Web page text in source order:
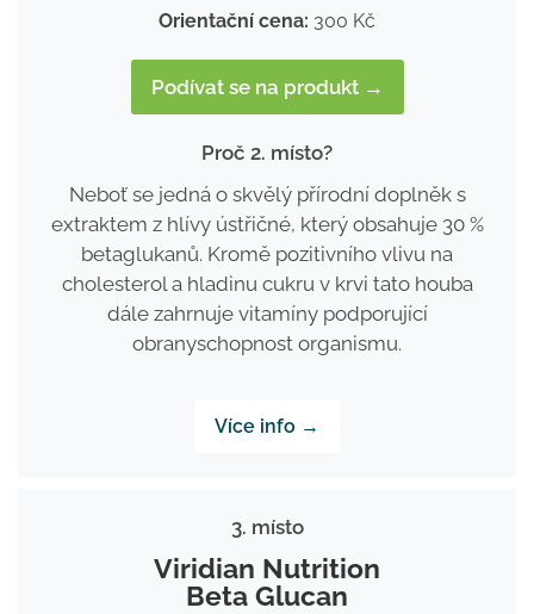
Orientační cena: 300 Kč
Podívat se na produkt →
Proč 2. místo?
Neboť se jedná o skvělý přírodní doplněk s
extraktem z hlívy ústřičné, který obsahuje 30 %
betaglukanů. Kromě pozitivního vlivu na
cholesterol a hladinu cukru v krvi tato houba
dále zahrnuje vitamíny podporující
obranyschopnost organismu.
Více info →
3. místo
Viridian Nutrition
Beta Glucan